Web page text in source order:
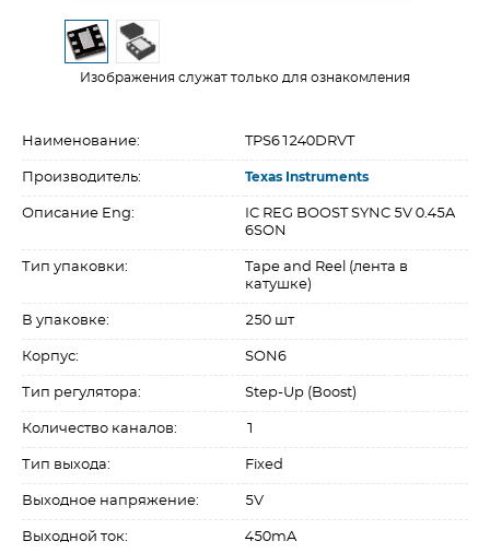
Изображения служат только для ознакомления
Наименование: TPS61240DRVT
Производитель: Texas Instruments
Описание Eng:
IC REG BOOST SYNC 5V 0.45A
6SON
Тип упаковки:
Tape and Reel (лента в
катушке)
В упаковке: 250 шт
Корпус: SON6
Тип регулятора: Step-Up (Boost)
Количество каналов: 1
Тип выхода: Fixed
Выходное напряжение: 5V
Выходной ток: 450mA